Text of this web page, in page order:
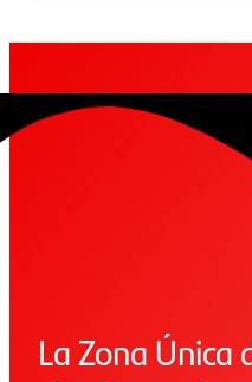
La Zona Única